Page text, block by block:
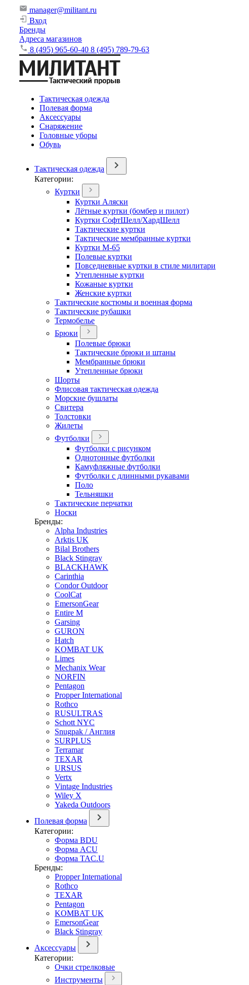
manager@militant.ru
Вход
Бренды
Адреса магазинов
8 (495) 965-60-40 8 (495) 789-79-63
Тактическая одежда
Полевая форма
Аксессуары
Снаряжение
Головные уборы
Обувь
Тактическая одежда
Категории:
Куртки
Куртки Аляски
Лётные куртки (бомбер и пилот)
Куртки СофтШелл/ХардШелл
Тактические куртки
Тактические мембранные куртки
Куртки М-65
Полевые куртки
Повседневные куртки в стиле милитари
Утепленные куртки
Кожаные куртки
Женские куртки
Тактические костюмы и военная форма
Тактические рубашки
Термобелье
Брюки
Полевые брюки
Тактические брюки и штаны
Мембранные брюки
Утепленные брюки
Шорты
Флисовая тактическая одежда
Морские бушлаты
Свитера
Толстовки
Жилеты
Футболки
Футболки с рисунком
Однотонные футболки
Камуфляжные футболки
Футболки с длинными рукавами
Поло
Тельняшки
Тактические перчатки
Носки
Бренды:
Alpha Industries
Arktis UK
Bilal Brothers
Black Stingray
BLACKHAWK
Carinthia
Condor Outdoor
CoolCat
EmersonGear
Entire M
Garsing
GURON
Hatch
KOMBAT UK
Limes
Mechanix Wear
NORFIN
Pentagon
Propper International
Rothco
RUSULTRAS
Schott NYC
Snugpak / Англия
SURPLUS
Terramar
TEXAR
URSUS
Vertx
Vintage Industries
Wiley X
Yakeda Outdoors
Полевая форма
Категории:
Форма BDU
Форма ACU
Форма TAC.U
Бренды:
Propper International
Rothco
TEXAR
Pentagon
KOMBAT UK
EmersonGear
Black Stingray
Аксессуары
Категории:
Очки стрелковые
Инструменты